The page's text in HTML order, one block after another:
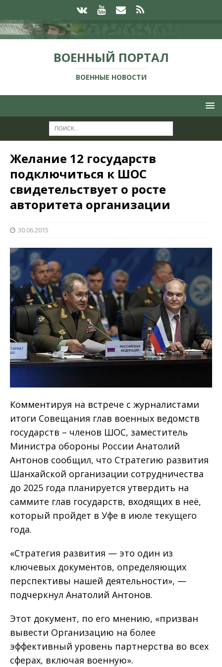
ВОЕННЫЙ ПОРТАЛ
ВОЕННЫЕ НОВОСТИ
Желание 12 государств
подключиться к ШОС
свидетельствует о росте
авторитета организации
30.06.2015
Комментируя на встрече с журналистами
итоги Совещания глав военных ведомств
государств – членов ШОС, заместитель
Министра обороны России Анатолий
Антонов сообщил, что Стратегию развития
Шанхайской организации сотрудничества
до 2025 года планируется утвердить на
саммите глав государств, входящих в неё,
который пройдет в Уфе в июле текущего
года.
«Стратегия развития — это один из
ключевых документов, определяющих
перспективы нашей деятельности», —
подчеркнул Анатолий Антонов.
Этот документ, по его мнению, «призван
вывести Организацию на более
эффективный уровень партнерства во всех
сферах, включая военную».